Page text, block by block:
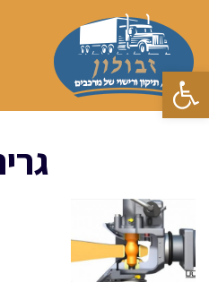
פתח סרגל נגישות